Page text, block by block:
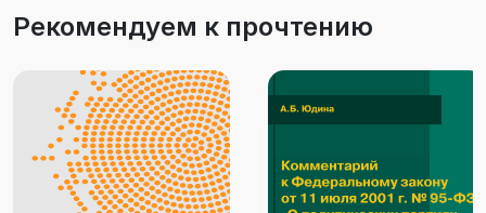
Рекомендуем к прочтению